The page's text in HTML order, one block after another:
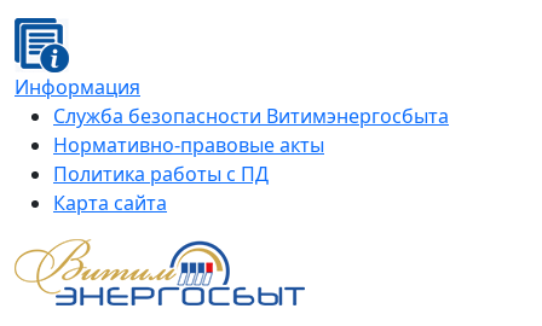
Информация
Служба безопасности Витимэнергосбыта
Нормативно-правовые акты
Политика работы с ПД
Карта сайта